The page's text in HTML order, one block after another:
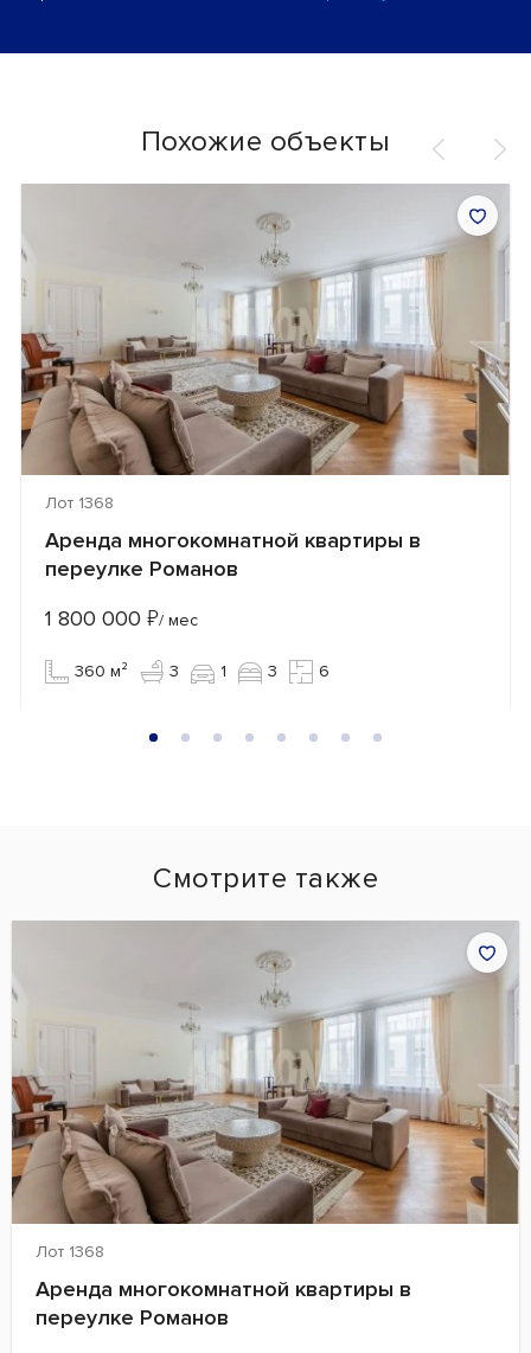
Похожие объекты
Лот 1368
Аренда многокомнатной квартиры в
переулке Романов
1 800 000 ₽/ мес
360 м² 3 1 3 6
Смотрите также
Лот 1368
Аренда многокомнатной квартиры в
переулке Романов